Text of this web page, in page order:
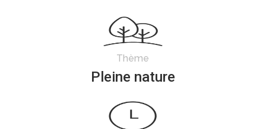
Thème
Pleine nature